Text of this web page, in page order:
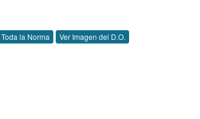
Toda la Norma Ver Imagen del D.O.